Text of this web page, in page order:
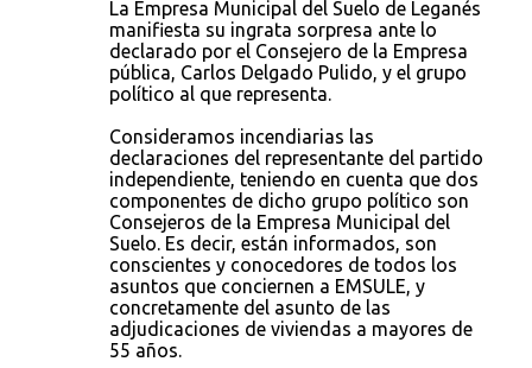
La Empresa Municipal del Suelo de Leganés
manifiesta su ingrata sorpresa ante lo
declarado por el Consejero de la Empresa
pública, Carlos Delgado Pulido, y el grupo
político al que representa.
Consideramos incendiarias las
declaraciones del representante del partido
independiente, teniendo en cuenta que dos
componentes de dicho grupo político son
Consejeros de la Empresa Municipal del
Suelo. Es decir, están informados, son
conscientes y conocedores de todos los
asuntos que conciernen a EMSULE, y
concretamente del asunto de las
adjudicaciones de viviendas a mayores de
55 años.